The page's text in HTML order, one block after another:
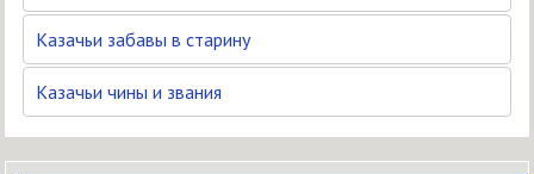
Казачьи забавы в старину
Казачьи чины и звания